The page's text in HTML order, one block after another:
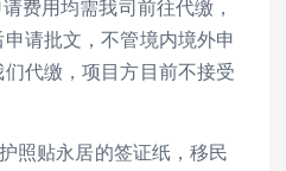
费用均需我司前往代缴，
请批文，不管境内境外申
代缴，项目方目前不接受
照贴永居的签证纸，移民